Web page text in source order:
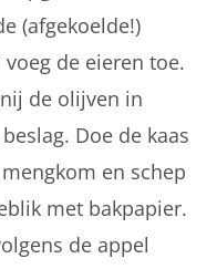
(afgekoelde!)
de eieren toe.
de olijven in
Doe de kaas
en schep
met bakpapier.
de appel